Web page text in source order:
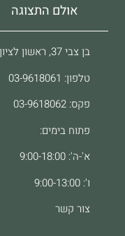
אולם התצוגה
בן צבי 37, ראשון לציון
טלפון: 03-9618061
פקס: 03-9618062
פתוח בימים:
א'-ה': 9:00-18:00
ו': 9:00-13:00
צור קשר